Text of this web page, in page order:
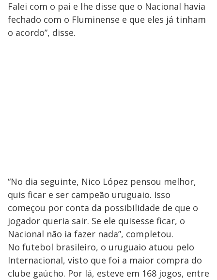
Falei com o pai e lhe disse que o Nacional havia
fechado com o Fluminense e que eles já tinham
o acordo”, disse.
“No dia seguinte, Nico López pensou melhor,
quis ficar e ser campeão uruguaio. Isso
começou por conta da possibilidade de que o
jogador queria sair. Se ele quisesse ficar, o
Nacional não ia fazer nada”, completou.
No futebol brasileiro, o uruguaio atuou pelo
Internacional, visto que foi a maior compra do
clube gaúcho. Por lá, esteve em 168 jogos, entre